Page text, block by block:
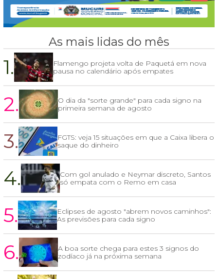
As mais lidas do mês
1.
Flamengo projeta volta de Paquetá em nova
pausa no calendário após empates
2.
O dia da "sorte grande" para cada signo na
primeira semana de agosto
3.
FGTS: veja 15 situações em que a Caixa libera o
saque do dinheiro
4.
Com gol anulado e Neymar discreto, Santos
só empata com o Remo em casa
5.
Eclipses de agosto "abrem novos caminhos":
As previsões para cada signo
6.
A boa sorte chega para estes 3 signos do
zodíaco já na próxima semana